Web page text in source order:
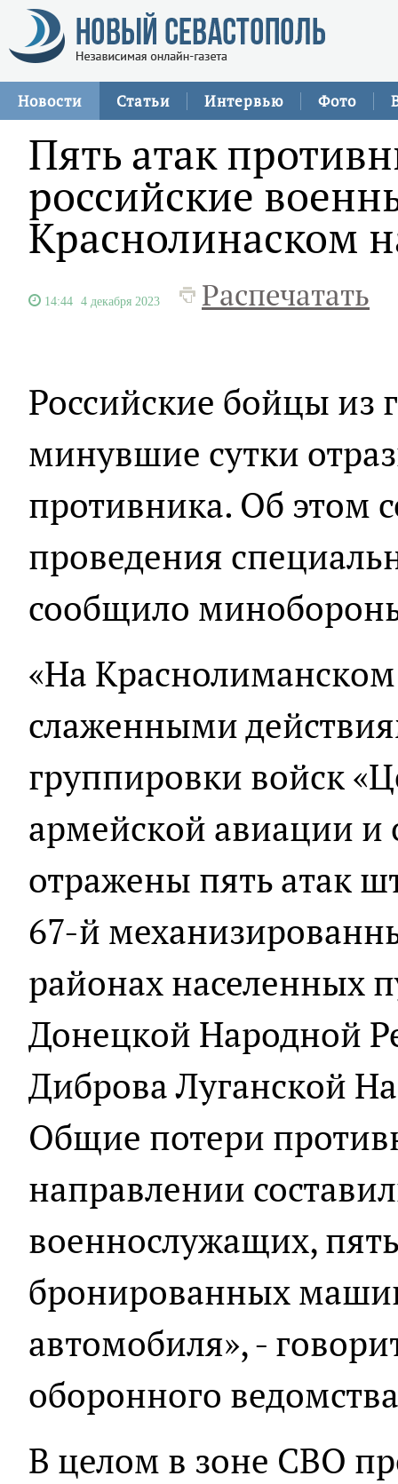
Новости Статьи Интервью Фото
Пять атак
российские
Краснолинаском
14:44 4 декабря 2023 Распечатать
Российские бойцы из
минувшие сутки
противника. Об этом
проведения
сообщило
«На
слаженными
группировки войск
армейской авиации и
отражены пять атак
67-й
районах населенных
Донецкой Народной
Диброва Луганской
Общие потери
направлении
военнослужащих,
бронированных
автомобиля», -
оборонного
В целом в зоне СВО